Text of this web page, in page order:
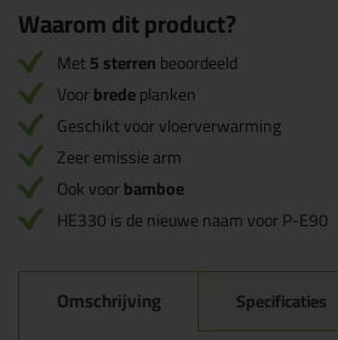
Waarom dit product?
Met5 sterrenbeoordeeld
Voorbredeplanken
Geschikt voor vloerverwarming
Zeer emissie arm
Ook voorbamboe
HE330 is de nieuwe naam voor P-E90
Omschrijving Specificaties